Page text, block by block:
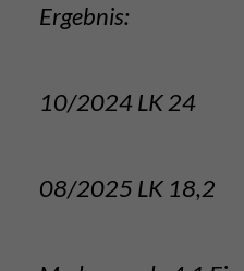
Ergebnis:
10/2024 LK 24
08/2025 LK 18,2